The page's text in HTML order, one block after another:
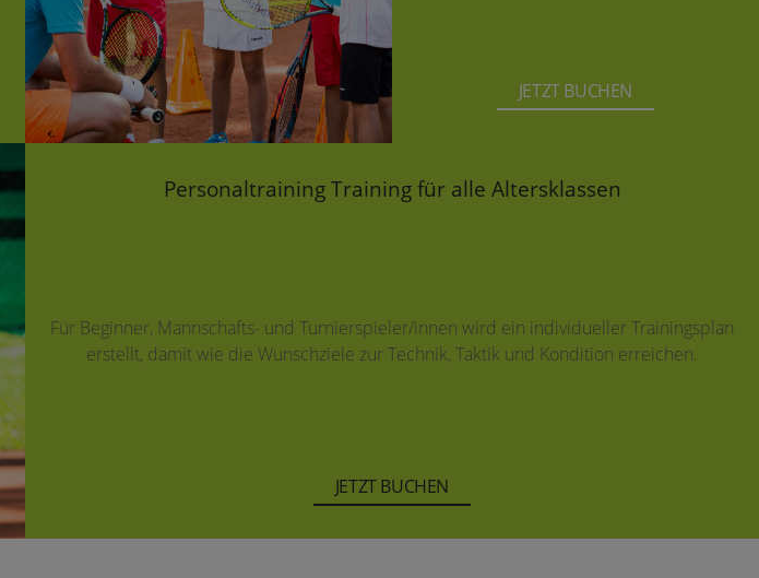
JETZT BUCHEN
Personaltraining Training für alle Altersklassen
Für Beginner, Mannschafts- und Turnierspieler/innen wird ein individueller Trainingsplan
erstellt, damit wie die Wunschziele zur Technik, Taktik und Kondition erreichen.
JETZT BUCHEN